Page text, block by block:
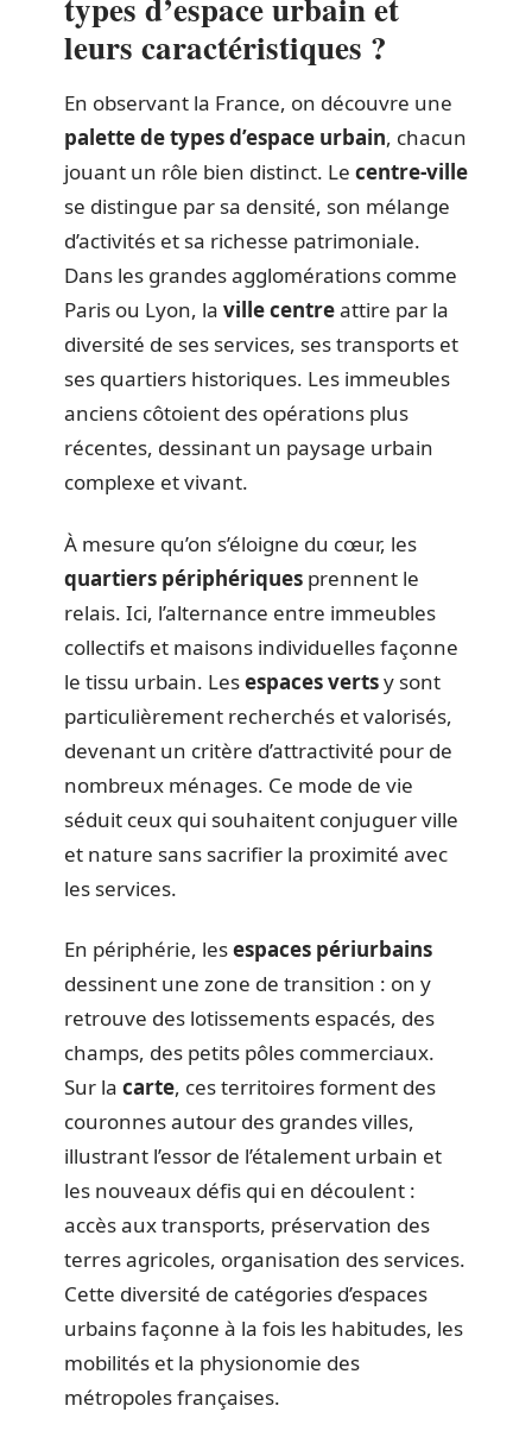
leurs caractéristiques ?
En observant la France, on découvre une
palette de types d’espace urbain, chacun
jouant un rôle bien distinct. Le centre-ville
se distingue par sa densité, son mélange
d’activités et sa richesse patrimoniale.
Dans les grandes agglomérations comme
Paris ou Lyon, la ville centreattire par la
diversité de ses services, ses transports et
ses quartiers historiques. Les immeubles
anciens côtoient des opérations plus
récentes, dessinant un paysage urbain
complexe et vivant.
À mesure qu’on s’éloigne du cœur, les
quartiers périphériques prennent le
relais. Ici, l’alternance entre immeubles
collectifs et maisons individuelles façonne
le tissu urbain. Lesespaces vertsy sont
particulièrement recherchés et valorisés,
devenant un critère d’attractivité pour de
nombreux ménages. Ce mode de vie
séduit ceux qui souhaitent conjuguer ville
et nature sans sacrifier la proximité avec
les services.
En périphérie, lesespaces périurbains
dessinent une zone de transition : on y
retrouve des lotissements espacés, des
champs, des petits pôles commerciaux.
Sur la carte, ces territoires forment des
couronnes autour des grandes villes,
illustrant l’essor de l’étalement urbain et
les nouveaux défis qui en découlent :
accès aux transports, préservation des
terres agricoles, organisation des services.
Cette diversité de catégories d’espaces
urbains façonne à la fois les habitudes, les
mobilités et la physionomie des
métropoles françaises.